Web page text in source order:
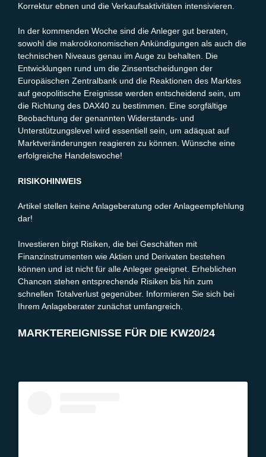
Korrektur ebnen und die Verkaufsaktivitäten intensivieren.
In der kommenden Woche sind die Anleger gut beraten,
sowohl die makroökonomischen Ankündigungen als auch die
technischen Niveaus genau im Auge zu behalten. Die
Entwicklungen rund um die Zinsentscheidungen der
Europäischen Zentralbank und die Reaktionen des Marktes
auf geopolitische Ereignisse werden entscheidend sein, um
die Richtung des DAX40 zu bestimmen. Eine sorgfältige
Beobachtung der genannten Widerstands- und
Unterstützungslevel wird essentiell sein, um adäquat auf
Marktveränderungen reagieren zu können. Wünsche eine
erfolgreiche Handelswoche!
RISIKOHINWEIS
Artikel stellen keine Anlageberatung oder Anlageempfehlung
dar!
Investieren birgt Risiken, die bei Geschäften mit
Finanzinstrumenten wie Aktien und Derivaten bestehen
können und ist nicht für alle Anleger geeignet. Erheblichen
Chancen stehen entsprechende Risiken bis hin zum
schnellen Totalverlust gegenüber. Informieren Sie sich bei
Ihrem Anlageberater zunächst umfangreich.
MARKTEREIGNISSE FÜR DIE KW20/24